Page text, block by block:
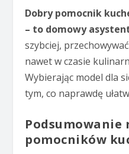
Dobry pomocnik
– to domowy
szybciej,
nawet w czasie
Wybierając model dla
tym, co naprawdę
Podsumowanie
pomocników